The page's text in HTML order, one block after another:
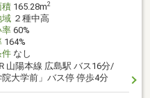
積165.28m2
域２種中高
率60%
164%
件なし
山陽本線 広島駅 バス16分/
院大学前」バス停 停歩4分